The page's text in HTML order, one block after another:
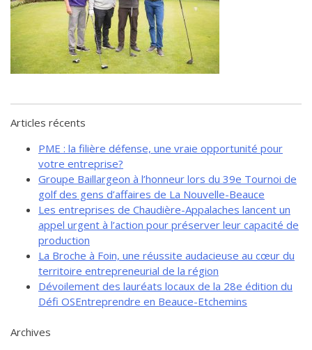
de solidarité
Futurpreneur
Toile entrepreneuriale Nouvelle-
Beauce
Articles récents
PME : la filière défense, une vraie opportunité pour
votre entreprise?
Groupe Baillargeon à l’honneur lors du 39e Tournoi de
golf des gens d’affaires de La Nouvelle-Beauce
Les entreprises de Chaudière-Appalaches lancent un
appel urgent à l’action pour préserver leur capacité de
production
La Broche à Foin, une réussite audacieuse au cœur du
territoire entrepreneurial de la région
Dévoilement des lauréats locaux de la 28e édition du
Défi OSEntreprendre en Beauce-Etchemins
Archives